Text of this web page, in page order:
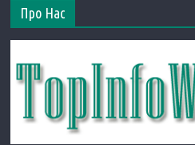
Про Нас